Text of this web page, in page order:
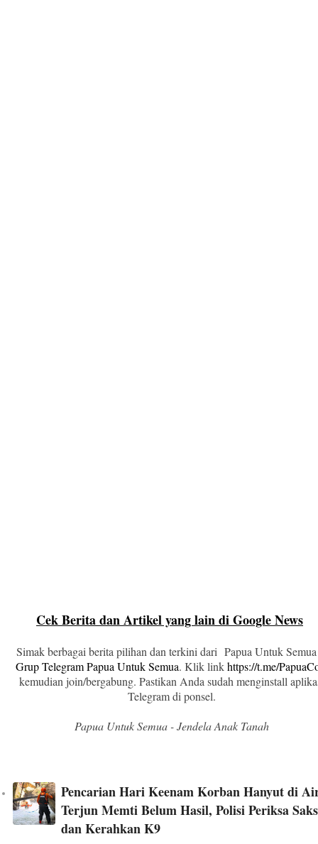
Cek Berita dan Artikel yang lain di Google News
Simak berbagai berita pilihan dan terkini dari Papua Untuk
Grup Telegram Papua Untuk Semua. Klik linkhttps://t.me/
kemudian join/bergabung. Pastikan Anda sudah menginstall
Telegram di ponsel.
Papua Untuk Semua - Jendela Anak Tanah
Pencarian Hari Keenam Korban Hanyut di
Terjun Memti Belum Hasil, Polisi Periksa
dan Kerahkan K9